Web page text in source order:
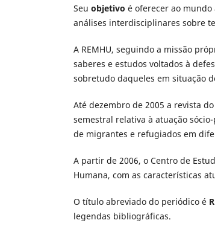
Seu objetivo é oferecer ao
análises interdisciplinares sobre
A REMHU, seguindo a missão
saberes e estudos voltados à
sobretudo daqueles em situação
Até dezembro de 2005 a revista
semestral relativa à atuação
de migrantes e refugiados em
A partir de 2006, o Centro de
Humana, com as características
O título abreviado do periódico é
legendas bibliográficas.